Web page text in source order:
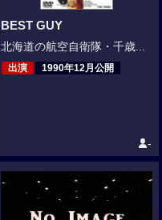
BEST GUY
北海道の航空自衛隊・千歳...
出演 1990年12月公開
-